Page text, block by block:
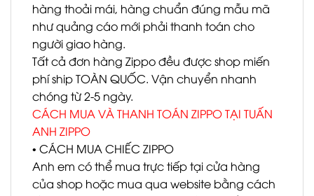
hàng thoải mái, hàng chuẩn đúng mẫu mã
như quảng cáo mới phải thanh toán cho
người giao hàng.
Tất cả đơn hàng Zippo đều được shop miến
phí ship TOÀN QUỐC. Vận chuyển nhanh
chóng từ 2-5 ngày.
CÁCH MUA VÀ THANH TOÁN ZIPPO TẠI TUẤN
ANH ZIPPO
• CÁCH MUA CHIẾC ZIPPO
Anh em có thể mua trực tiếp tại cửa hàng
của shop hoặc mua qua website bằng cách